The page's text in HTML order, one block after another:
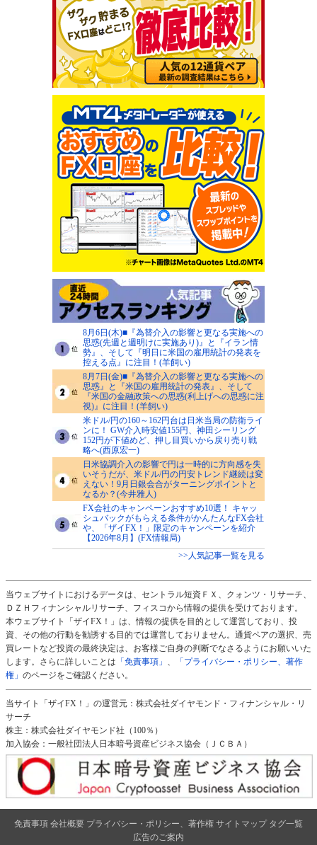
8月6日(木)■『為替介入の影響と更なる実施への
思惑(先週と週明けに実施あり)』と『イラン情
勢』、そして『明日に米国の雇用統計の発表を
控える点』に注目！(羊飼い)
8月7日(金)■『為替介入の影響と更なる実施への
思惑』と『米国の雇用統計の発表』、そして
『米国の金融政策への思惑(利上げへの思惑に注
視)』に注目！(羊飼い)
米ドル/円の160～162円台は日米当局の防衛ライ
ンに！ GW介入時安値155円、神田シーリング
152円が下値めど、押し目買いから戻り売り戦
略へ(西原宏一)
日米協調介入の影響で円は一時的に方向感を失
いそうだが、米ドル/円の円安トレンド継続は変
えない！9月日銀会合がターニングポイントと
なるか？(今井雅人)
FX会社のキャンペーンおすすめ10選！ キャッ
シュバックがもらえる条件がかんたんなFX会社
や、「ザイFX！」限定のキャンペーンを紹介
【2026年8月】(FX情報局)
>>人気記事一覧を見る
当ウェブサイトにおけるデータは、セントラル短資ＦＸ、クォンツ・リサーチ、
ＤＺＨフィナンシャルリサーチ、フィスコから情報の提供を受けております。
本ウェブサイト「ザイFX！」は、情報の提供を目的として運営しており、投
資、その他の行動を勧誘する目的では運営しておりません。通貨ペアの選択、売
買レートなど投資の最終決定は、お客様ご自身の判断でなさるようにお願いいた
します。さらに詳しいことは 「免責事項」 、
「プライバシー・ポリシー、著作
権」 のページをご確認ください。
当サイト「ザイFX！」の運営元：株式会社ダイヤモンド・フィナンシャル・リ
サーチ
株主：株式会社ダイヤモンド社（100％）
加入協会：一般社団法人日本暗号資産ビジネス協会（ＪＣＢＡ）
免責事項 会社概要 プライバシー・ポリシー、著作権 サイトマップ タグ一覧
広告のご案内